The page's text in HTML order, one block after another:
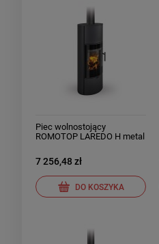
Piec wolnostojący
ROMOTOP LAREDO H metal
7 256,48 zł
DO KOSZYKA